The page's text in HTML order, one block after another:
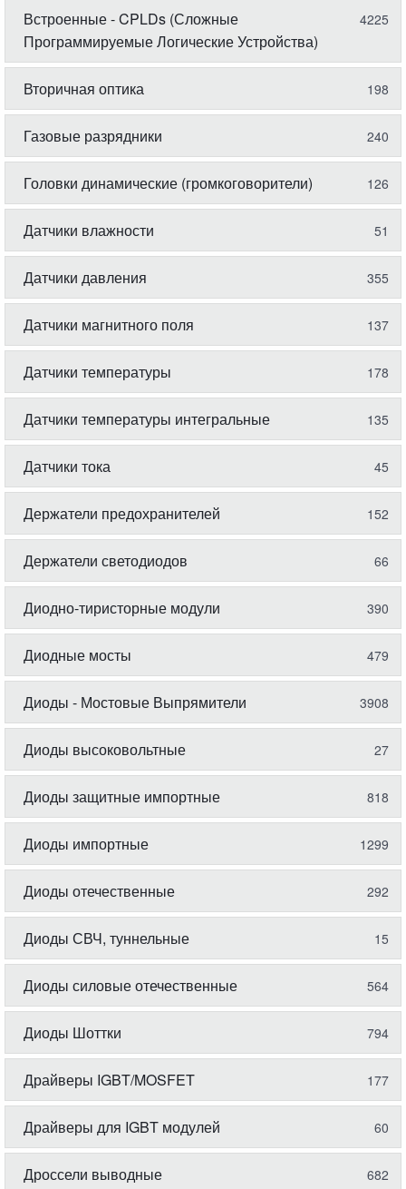
Встроенные - CPLDs (Сложные
Программируемые Логические Устройства)
4225
Вторичная оптика 198
Газовые разрядники 240
Головки динамические (громкоговорители) 126
Датчики влажности 51
Датчики давления 355
Датчики магнитного поля 137
Датчики температуры 178
Датчики температуры интегральные 135
Датчики тока 45
Держатели предохранителей 152
Держатели светодиодов 66
Диодно-тиристорные модули 390
Диодные мосты 479
Диоды - Мостовые Выпрямители 3908
Диоды высоковольтные 27
Диоды защитные импортные 818
Диоды импортные 1299
Диоды отечественные 292
Диоды СВЧ, туннельные 15
Диоды силовые отечественные 564
Диоды Шоттки 794
Драйверы IGBT/MOSFET 177
Драйверы для IGBT модулей 60
Дроссели выводные 682